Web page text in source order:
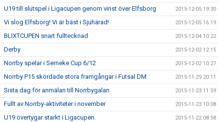
U19 till slutspel i Ligacupen genom vinst över Elfsborg 2015-12-05 19:30
Vi slog Elfsborg! Vi är bäst i Sjuhärad! 2015-12-05 16:19
BLIXTCUPEN snart fulltecknad 2015-12-04 10:22
Derby 2015-12-02 12:15
Norrby spelar i Serneke Cup 6/12 2015-12-02 10:27
Norrby P15 skördade stora framgångar i Futsal DM 2015-11-29 20:11
Sista dag för anmälan till Norrbygalan 2015-11-23 11:59
Fullt av Norrby-aktiviteter i november 2015-11-23 10:08
U19 övertygar starkt i Ligacupen. 2015-11-22 08:58